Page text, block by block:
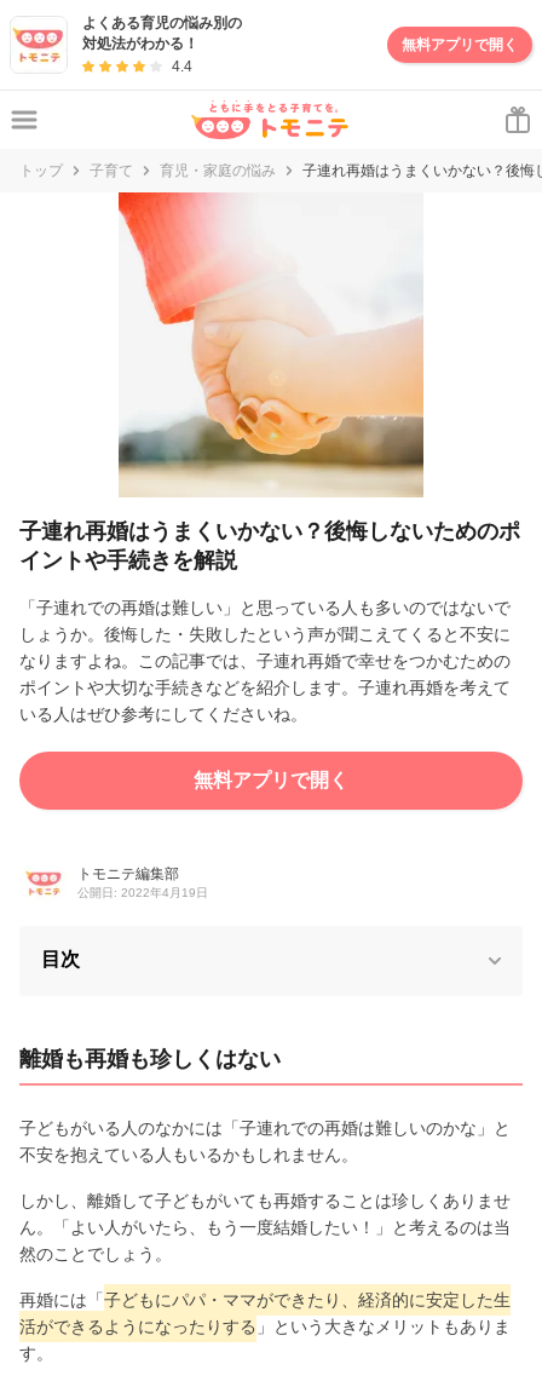
よくある育児の悩み別の
対処法がわかる！
4.4
無料アプリで開く
トップ 子育て 育児・家庭の悩み 子連れ再婚はうまくいかない？後
子連れ再婚はうまくいかない？後悔しないためのポ
イントや手続きを解説
「子連れでの再婚は難しい」と思っている人も多いのではないで
しょうか。後悔した・失敗したという声が聞こえてくると不安に
なりますよね。この記事では、子連れ再婚で幸せをつかむための
ポイントや大切な手続きなどを紹介します。子連れ再婚を考えて
いる人はぜひ参考にしてくださいね。
無料アプリで開く
トモニテ編集部
公開日: 2022年4月19日
目次
離婚も再婚も珍しくはない
子どもがいる人のなかには「子連れでの再婚は難しいのかな」と
不安を抱えている人もいるかもしれません。
しかし、離婚して子どもがいても再婚することは珍しくありませ
ん。「よい人がいたら、もう一度結婚したい！」と考えるのは当
然のことでしょう。
再婚には「子どもにパパ・ママができたり、経済的に安定した生
活ができるようになったりする 」という大きなメリットもありま
す。
妊娠・出産・子育て情報サイト | トモニテ